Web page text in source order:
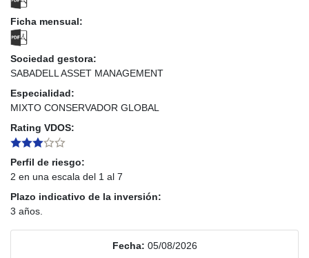
Ficha mensual:
Sociedad gestora:
SABADELL ASSET MANAGEMENT
Especialidad:
MIXTO CONSERVADOR GLOBAL
Rating VDOS:
Perfil de riesgo:
2 en una escala del 1 al 7
Plazo indicativo de la inversión:
3 años.
Fecha: 05/08/2026